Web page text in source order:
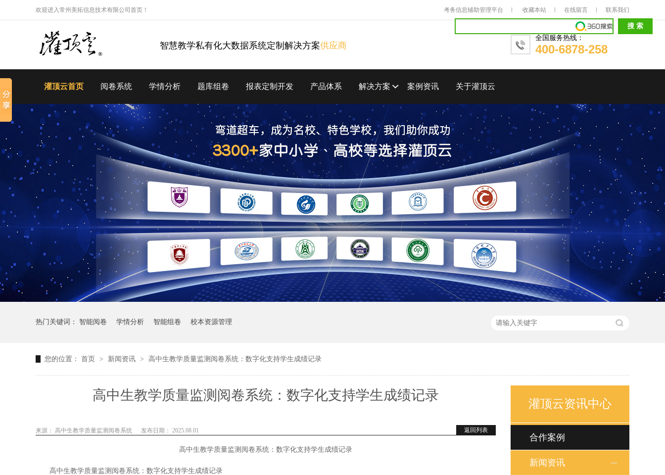
考务信息辅助管理平台 收藏本站 在线留言 联系我们
欢迎进入常州美拓信息技术有限公司首页！
智慧教学私有化大数据系统定制解决方案供应商
全国服务热线：
400-6878-258
灌顶云首页 阅卷系统 学情分析 题库组卷 报表定制开发 产品体系 解决方案 案例资讯 关于灌顶云
热门关键词： 智能阅卷 学情分析 智能组卷 校本资源管理
您的位置： 首页 > 新闻资讯 > 高中生教学质量监测阅卷系统：数字化支持学生成绩记录
高中生教学质量监测阅卷系统：数字化支持学生成绩记录
返回列表
来源： 高中生教学质量监测阅卷系统 发布日期： 2025.08.01
高中生教学质量监测阅卷系统：数字化支持学生成绩记录
高中生教学质量监测阅卷系统：数字化支持学生成绩记录
灌顶云资讯中心
合作案例
新闻资讯